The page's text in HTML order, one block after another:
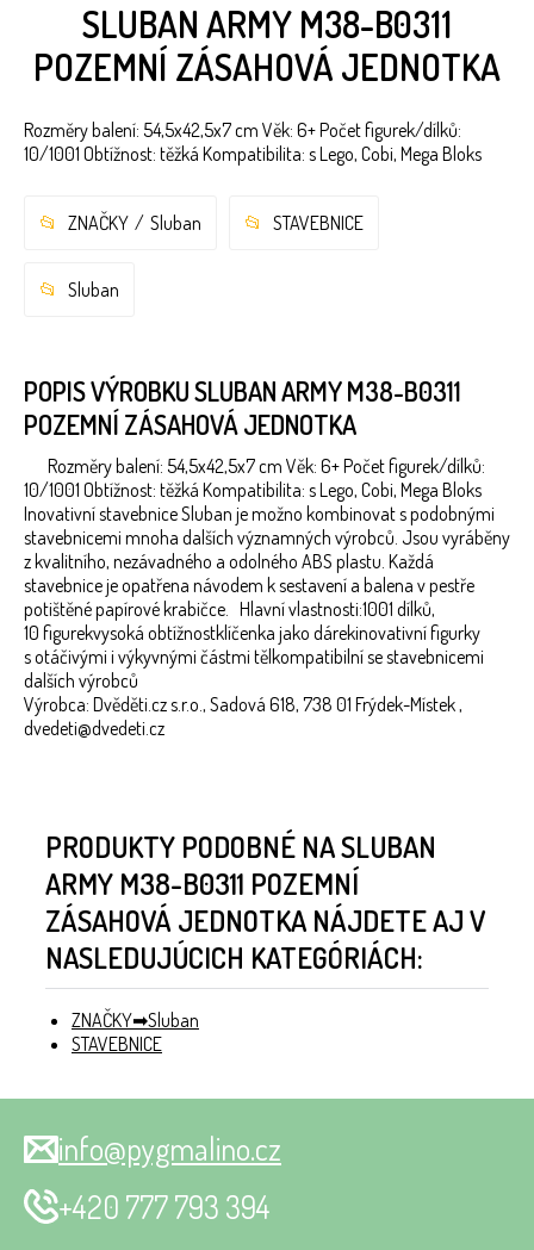
SLUBAN ARMY M38-B0311
POZEMNÍ ZÁSAHOVÁ JEDNOTKA
Rozměry balení: 54,5x42,5x7 cm Věk: 6+ Počet figurek/dílků:
10/1001 Obtížnost: těžká Kompatibilita: s Lego, Cobi, Mega Bloks
ZNAČKY Sluban STAVEBNICE
Sluban
POPIS VÝROBKU SLUBAN ARMY M38-B0311
POZEMNÍ ZÁSAHOVÁ JEDNOTKA
Rozměry balení: 54,5x42,5x7 cm Věk: 6+ Počet figurek/dílků:
10/1001 Obtížnost: těžká Kompatibilita: s Lego, Cobi, Mega Bloks
Inovativní stavebnice Sluban je možno kombinovat s podobnými
stavebnicemi mnoha dalších významných výrobců. Jsou vyráběny
z kvalitního, nezávadného a odolného ABS plastu. Každá
stavebnice je opatřena návodem k sestavení a balena v pestře
potištěné papírové krabičce. Hlavní vlastnosti:1001 dílků,
10 figurekvysoká obtížnostklíčenka jako dárekinovativní figurky
s otáčivými i výkyvnými částmi tělkompatibilní se stavebnicemi
dalších výrobců
Výrobca: Dvěděti.cz s.r.o., Sadová 618, 738 01 Frýdek-Místek ,
dvedeti@dvedeti.cz
PRODUKTY PODOBNÉ NA SLUBAN
ARMY M38-B0311 POZEMNÍ
ZÁSAHOVÁ JEDNOTKA NÁJDETE AJ V
NASLEDUJÚCICH KATEGÓRIÁCH:
ZNAČKY
Sluban
STAVEBNICE
info@pygmalino.cz
+420 777 793 394